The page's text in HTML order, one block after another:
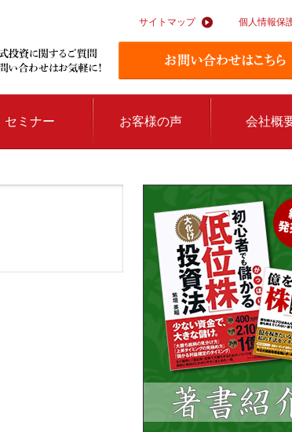
サイトマップ 個人情報保
セミナー お客様の声 会社概